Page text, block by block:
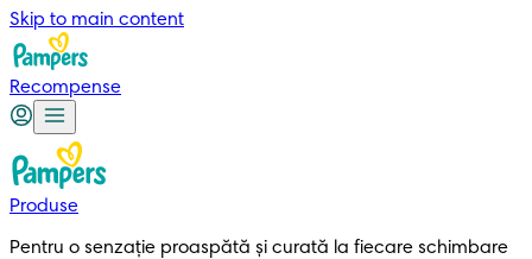
Skip to main content
Recompense
Produse
Pentru o senzație proaspătă și curată la fiecare schimbare